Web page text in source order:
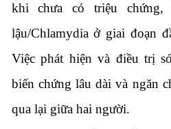
khi chưa có triệu
lậu/Chlamydia ở giai đoạn
Việc phát hiện và điều trị
biến chứng lâu dài và ngăn
qua lại giữa hai người.